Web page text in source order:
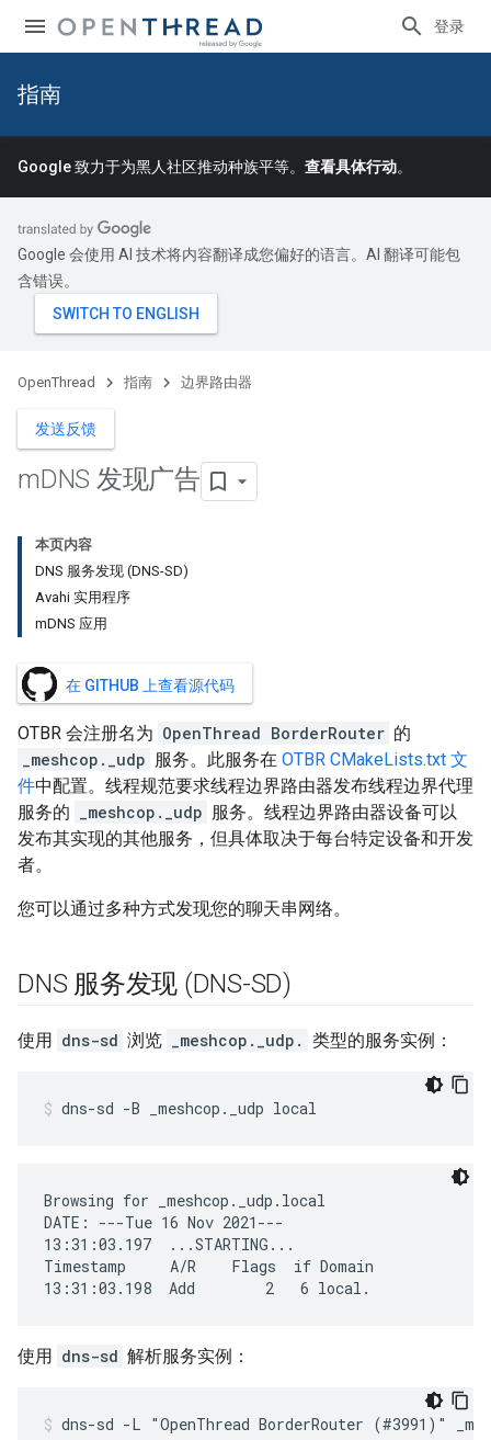
登录
指南
Google 致力于为黑人社区推动种族平等。 查看具体行动。
Google 会使用 AI 技术将内容翻译成您偏好的语言。AI 翻译可能包
含错误。
OpenThread 指南 边界路由器
发送反馈
mDNS 发现广告
本页内容
DNS 服务发现 (DNS-SD)
Avahi 实用程序
mDNS 应用
在 GITHUB 上查看源代码
OTBR 会注册名为 OpenThread BorderRouter 的
_meshcop._udp 服务。此服务在 OTBR CMakeLists.txt 文
件中配置。线程规范要求线程边界路由器发布线程边界代理
服务的
_meshcop._udp 服务。线程边界路由器设备可以
发布其实现的其他服务，但具体取决于每台特定设备和开发
者。
您可以通过多种方式发现您的聊天串网络。
DNS 服务发现 (DNS-SD)
使用 dns-sd 浏览 _meshcop._udp. 类型的服务实例：
dns-sd -B _meshcop._udp local
Browsing for _meshcop._udp.local
DATE: ---Tue 16 Nov 2021---
13:31:03.197  ...STARTING...
Timestamp     A/R    Flags  if Domain
使用 dns-sd 解析服务实例：
dns-sd -L "OpenThread BorderRouter (#3991)"